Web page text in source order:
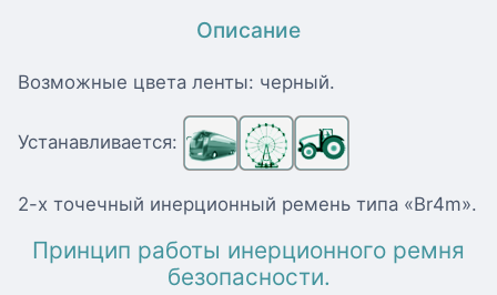
Описание
Возможные цвета ленты: черный.
Устанавливается:
2-х точечный инерционный ремень типа «Br4m».
Принцип работы инерционного ремня
безопасности.